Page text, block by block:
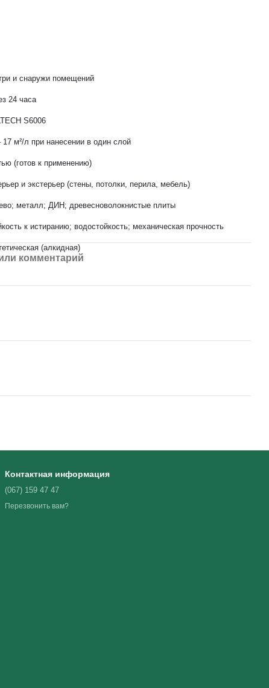
и снаружи помещений
24 часа
S6006
17 м²/л при нанесении в один слой
(готов к применению)
и экстерьер (стены, потолки, перила, мебель)
металл; ДИН; древесноволокнистые плиты
к истиранию; водостойкость; механическая прочность
(алкидная)
комментарий
Контактная информация
(067) 159 47 47
Перезвонить вам?